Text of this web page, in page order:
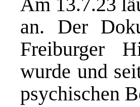
an. Der
Freiburger
wurde und
psychischen